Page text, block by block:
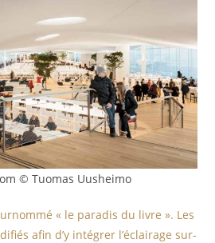
© Tuomas Uusheimo
« le paradis du livre ». Les
afin d’y intégrer l’éclairage sur-